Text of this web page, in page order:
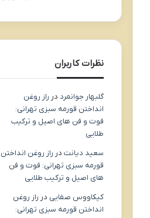
نظرات کاربران
گلبهار جوانمرد در راز روغن
انداختن قورمه سبزی تهرانی:
فوت و فن های اصیل و ترکیب
طلایی
سعید دیانتدر راز روغن انداختن
قورمه سبزی تهرانی: فوت و فن
های اصیل و ترکیب طلایی
کیکاووس صفایی در راز روغن
انداختن قورمه سبزی تهرانی: